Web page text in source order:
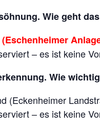
Wie geht
– es ist keine
Wie
(Eckenheimer
– es ist keine